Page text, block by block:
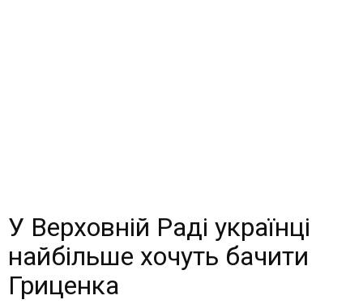
У Верховній Раді українці
найбільше хочуть бачити
Гриценка